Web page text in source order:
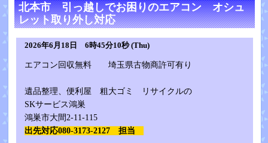
北本市 引っ越しでお困りのエアコン オシュ
レット取り外し対応
2026年6月18日 6時45分10秒 (Thu)
エアコン回収無料 埼玉県古物商許可有り
遺品整理、便利屋 粗大ゴミ リサイクルの
SKサービス鴻巣
鴻巣市大間2-11-115
出先対応080-3173-2127 担当